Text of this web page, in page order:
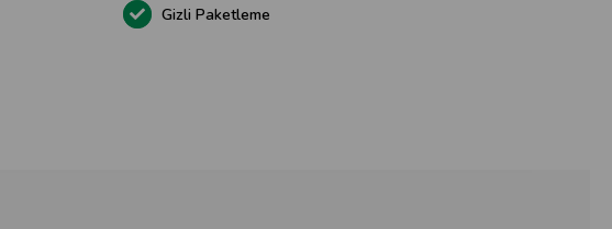
Gizli Paketleme